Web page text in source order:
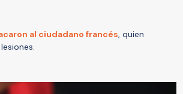
al ciudadano francés, quien